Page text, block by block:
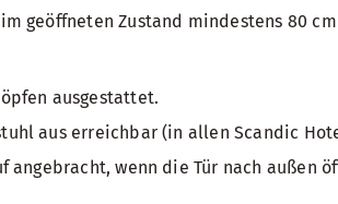
geöffneten Zustand mindestens 80
ausgestattet.
aus erreichbar (in allen Scandic
wenn die Tür nach außen